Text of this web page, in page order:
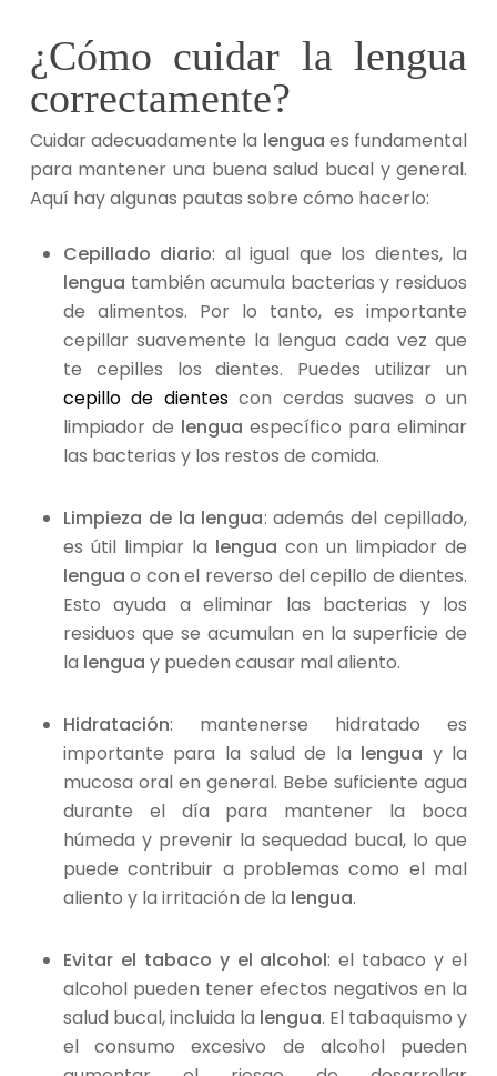
¿Cómo cuidar la lengua
correctamente?
Cuidar adecuadamente la lengua es fundamental
para mantener una buena salud bucal y general.
Aquí hay algunas pautas sobre cómo hacerlo:
Cepillado diario: al igual que los dientes, la
lengua también acumula bacterias y residuos
de alimentos. Por lo tanto, es importante
cepillar suavemente la lengua cada vez que
te cepilles los dientes. Puedes utilizar un
cepillo de dientescon cerdas suaves o un
limpiador de lengua específico para eliminar
las bacterias y los restos de comida.
Limpieza de la lengua: además del cepillado,
es útil limpiar la lengua con un limpiador de
lengua o con el reverso del cepillo de dientes.
Esto ayuda a eliminar las bacterias y los
residuos que se acumulan en la superficie de
la lengua y pueden causar mal aliento.
Hidratación: mantenerse hidratado es
importante para la salud de la lengua y la
mucosa oral en general. Bebe suficiente agua
durante el día para mantener la boca
húmeda y prevenir la sequedad bucal, lo que
puede contribuir a problemas como el mal
aliento y la irritación de la lengua.
Evitar el tabaco y el alcohol: el tabaco y el
alcohol pueden tener efectos negativos en la
salud bucal, incluida la lengua. El tabaquismo y
el consumo excesivo de alcohol pueden